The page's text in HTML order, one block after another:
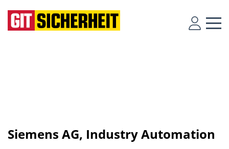
Siemens AG, Industry Automation